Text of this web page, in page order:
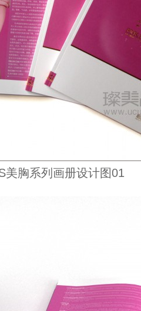
美胸系列画册设计图01